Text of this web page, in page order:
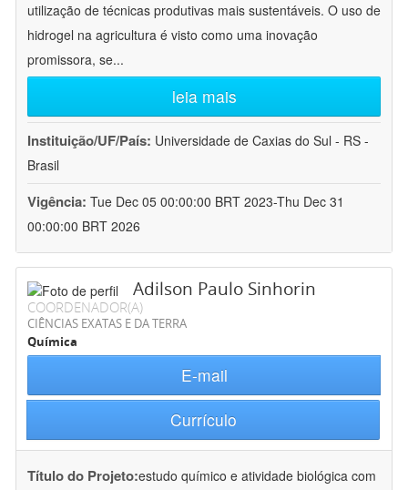
utilização de técnicas produtivas mais sustentáveis. O uso de
hidrogel na agricultura é visto como uma inovação
promissora, se...
leia mais
Instituição/UF/País: Universidade de Caxias do Sul - RS -
Brasil
Vigência: Tue Dec 05 00:00:00 BRT 2023-Thu Dec 31
00:00:00 BRT 2026
Adilson Paulo Sinhorin
COORDENADOR(A)
CIÊNCIAS EXATAS E DA TERRA
Química
E-mail
Currículo
Título do Projeto:estudo químico e atividade biológica com